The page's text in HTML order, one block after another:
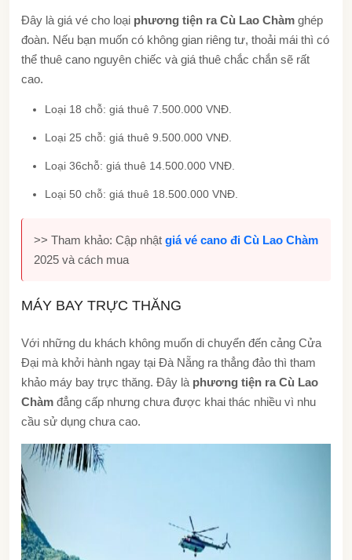
Đây là giá vé cho loại phương tiện ra Cù Lao Chàm ghép
đoàn. Nếu bạn muốn có không gian riêng tư, thoải mái thì có
thể thuê cano nguyên chiếc và giá thuê chắc chắn sẽ rất
cao.
Loại 18 chỗ: giá thuê 7.500.000 VNĐ.
Loại 25 chỗ: giá thuê 9.500.000 VNĐ.
Loại 36chỗ: giá thuê 14.500.000 VNĐ.
Loại 50 chỗ: giá thuê 18.500.000 VNĐ.
>> Tham khảo: Cập nhật giá vé cano đi Cù Lao Chàm
2025 và cách mua
MÁY BAY TRỰC THĂNG
Với những du khách không muốn di chuyển đến cảng Cửa
Đại mà khởi hành ngay tại Đà Nẵng ra thẳng đảo thì tham
khảo máy bay trực thăng. Đây là phương tiện ra Cù Lao
Chàm đẳng cấp nhưng chưa được khai thác nhiều vì nhu
cầu sử dụng chưa cao.